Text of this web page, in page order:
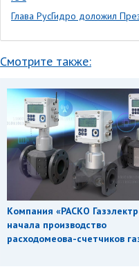
Глава РусГидро доложил
Смотрите также:
Компания «РАСКО
начала производство
расходомеова-счетчиков